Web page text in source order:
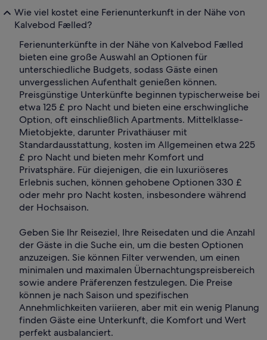
Wie viel kostet eine Ferienunterkunft in der Nähe von
Kalvebod Fælled?
Ferienunterkünfte in der Nähe von Kalvebod Fælled
bieten eine große Auswahl an Optionen für
unterschiedliche Budgets, sodass Gäste einen
unvergesslichen Aufenthalt genießen können.
Preisgünstige Unterkünfte beginnen typischerweise bei
etwa 125 £ pro Nacht und bieten eine erschwingliche
Option, oft einschließlich Apartments. Mittelklasse-
Mietobjekte, darunter Privathäuser mit
Standardausstattung, kosten im Allgemeinen etwa 225
£ pro Nacht und bieten mehr Komfort und
Privatsphäre. Für diejenigen, die ein luxuriöseres
Erlebnis suchen, können gehobene Optionen 330 £
oder mehr pro Nacht kosten, insbesondere während
der Hochsaison.
Geben Sie Ihr Reiseziel, Ihre Reisedaten und die Anzahl
der Gäste in die Suche ein, um die besten Optionen
anzuzeigen. Sie können Filter verwenden, um einen
minimalen und maximalen Übernachtungspreisbereich
sowie andere Präferenzen festzulegen. Die Preise
können je nach Saison und spezifischen
Annehmlichkeiten variieren, aber mit ein wenig Planung
finden Gäste eine Unterkunft, die Komfort und Wert
perfekt ausbalanciert.